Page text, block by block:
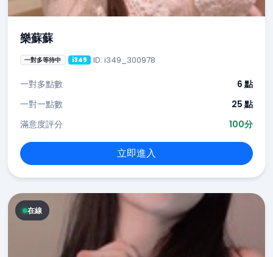
樂蘇蘇
一對多等待中 i349 ID: i349_300978
一對多點數
6 點
一對一點數
25 點
滿意度評分
100分
立即進入
在線